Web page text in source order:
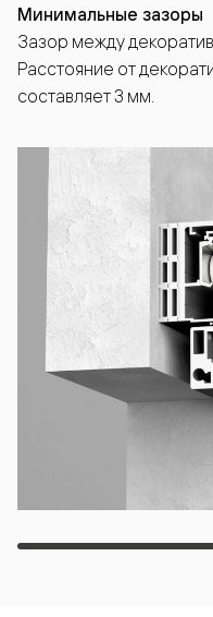
Минимальные зазоры
Зазор между
Расстояние от
составляет 3 мм.